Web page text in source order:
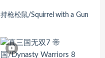
持枪松鼠/Squirrel with a Gun